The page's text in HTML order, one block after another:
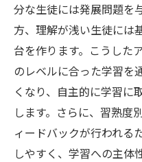
分な生徒には発展問題を
方、理解が浅い生徒には
台を作ります。こうした
のレベルに合った学習を
くなり、自主的に学習に
します。さらに、習熟度
ィードバックが行われる
しやすく、学習への主体